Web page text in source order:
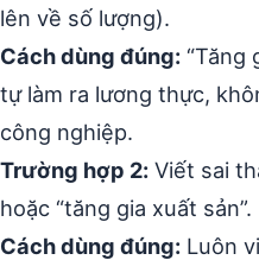
lên về số lượng).
Cách dùng đúng: “Tăng
tự làm ra lương thực,
công nghiệp.
Trường hợp 2: Viết sai
hoặc “tăng gia xuất sản”.
Cách dùng đúng: Luôn